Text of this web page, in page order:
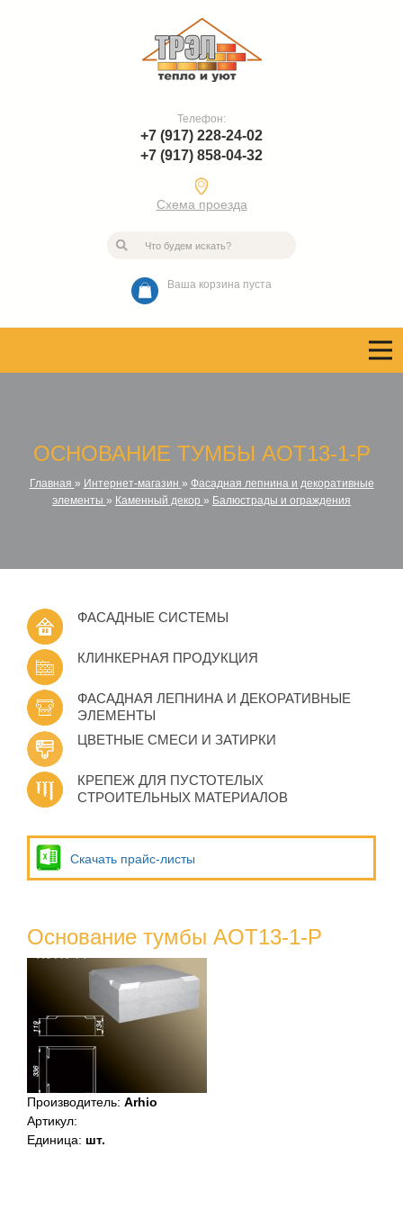
Телефон:
+7 (917) 228-24-02
+7 (917) 858-04-32
Схема проезда
Ваша корзина пуста
ОСНОВАНИЕ ТУМБЫ AOT13-1-P
Главная » Интернет-магазин » Фасадная лепнина и декоративные
элементы » Каменный декор » Балюстрады и ограждения
ФАСАДНЫЕ СИСТЕМЫ
КЛИНКЕРНАЯ ПРОДУКЦИЯ
ФАСАДНАЯ ЛЕПНИНА И ДЕКОРАТИВНЫЕ
ЭЛЕМЕНТЫ
ЦВЕТНЫЕ СМЕСИ И ЗАТИРКИ
КРЕПЕЖ ДЛЯ ПУСТОТЕЛЫХ
СТРОИТЕЛЬНЫХ МАТЕРИАЛОВ
Скачать прайс-листы
Основание тумбы AOT13-1-P
Производитель: Arhio
Артикул:
Единица: шт.